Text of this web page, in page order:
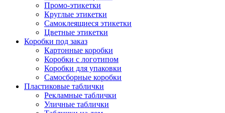
Промо-этикетки
Круглые этикетки
Самоклеящиеся этикетки
Цветные этикетки
Коробки под заказ
Картонные коробки
Коробки с логотипом
Коробки для упаковки
Самосборные коробки
Пластиковые таблички
Рекламные таблички
Уличные таблички